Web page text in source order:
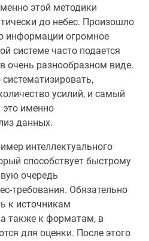
этой методики
до небес. Произошло
информации огромное
системе часто подается
очень разнообразном виде.
усилий, и самый
именно
данных.
интеллектуального
способствует быстрому
очередь
требования. Обязательно
к источникам
также к форматам, в
для оценки. После этого